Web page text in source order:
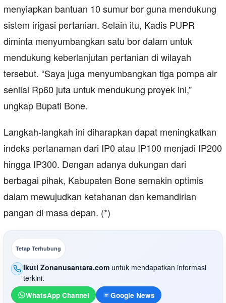
menyiapkan bantuan 10 sumur bor guna mendukung
sistem irigasi pertanian. Selain itu, Kadis PUPR
diminta menyumbangkan satu bor dalam untuk
mendukung keberlanjutan pertanian di wilayah
tersebut. “Saya juga menyumbangkan tiga pompa air
senilai Rp60 juta untuk mendukung proyek ini,”
ungkap Bupati Bone.
Langkah-langkah ini diharapkan dapat meningkatkan
indeks pertanaman dari IP0 atau IP100 menjadi IP200
hingga IP300. Dengan adanya dukungan dari
berbagai pihak, Kabupaten Bone semakin optimis
dalam mewujudkan ketahanan dan kemandirian
pangan di masa depan. (*)
Tetap Terhubung
Ikuti Zonanusantara.com untuk mendapatkan informasi
terkini.
WhatsApp Channel Google News